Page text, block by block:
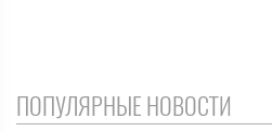
ПОПУЛЯРНЫЕ НОВОСТИ